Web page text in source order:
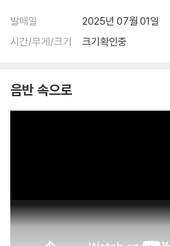
발매일
2025년 07월 01일
시간/무게/크기
크기확인중
음반 속으로